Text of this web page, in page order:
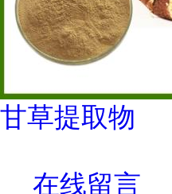
甘草提取物
在线留言